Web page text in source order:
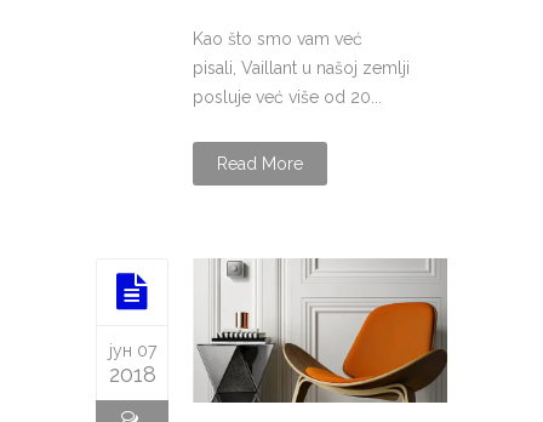
Kao što smo vam već
pisali, Vaillant u našoj zemlji
posluje već više od 20...
Read More
јун 07
2018